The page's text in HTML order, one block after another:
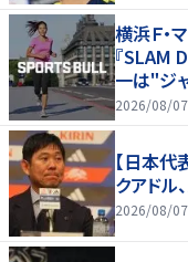
横浜Ｆ・
『SLAM
一は"ジ
2026/08/
【日本
クアドル
2026/08/